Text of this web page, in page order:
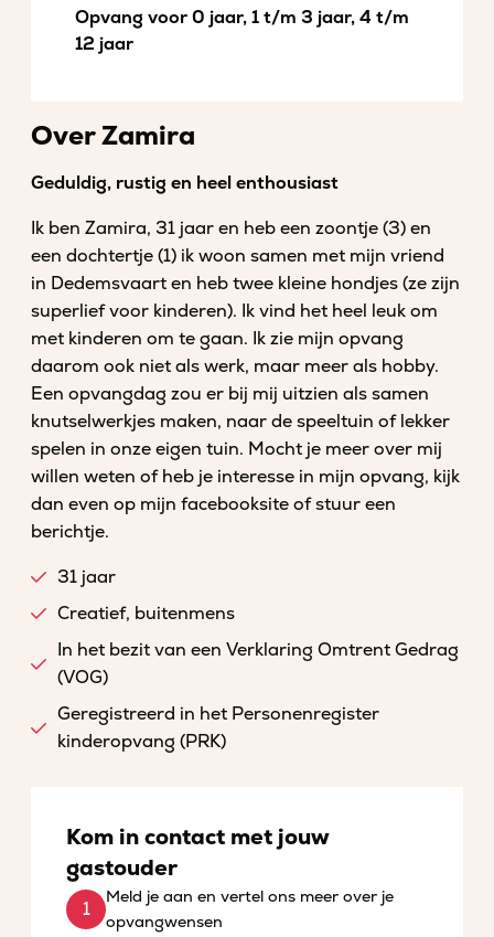
Opvang voor 0 jaar, 1 t/m 3 jaar, 4 t/m
12 jaar
Over Zamira
Geduldig, rustig en heel enthousiast
Ik ben Zamira, 31 jaar en heb een zoontje (3) en
een dochtertje (1) ik woon samen met mijn vriend
in Dedemsvaart en heb twee kleine hondjes (ze zijn
superlief voor kinderen). Ik vind het heel leuk om
met kinderen om te gaan. Ik zie mijn opvang
daarom ook niet als werk, maar meer als hobby.
Een opvangdag zou er bij mij uitzien als samen
knutselwerkjes maken, naar de speeltuin of lekker
spelen in onze eigen tuin. Mocht je meer over mij
willen weten of heb je interesse in mijn opvang, kijk
dan even op mijn facebooksite of stuur een
berichtje.
31 jaar
Creatief, buitenmens
In het bezit van een Verklaring Omtrent Gedrag
(VOG)
Geregistreerd in het Personenregister
kinderopvang (PRK)
Kom in contact met jouw
gastouder
Meld je aan en vertel ons meer over je
opvangwensen